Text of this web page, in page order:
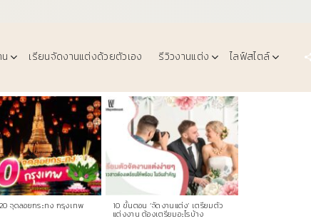
เรียนจัดงานแต่งด้วยตัวเอง รีวิวงานแต่ง ไลฟ์สไตล์
จุดลอยกระทง กรุงเทพ 10 ขั้นตอน ‘จัดงานแต่ง’ เตรียมตัว
แต่งงาน ต้องเตรียมอะไรบ้าง